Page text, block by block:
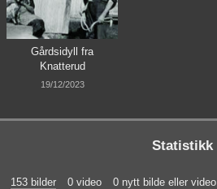
Gårdsidyll fra
Knatterud
19/12/2023
Statistikk
153 bilder 0 video 0 nytt bilde eller video